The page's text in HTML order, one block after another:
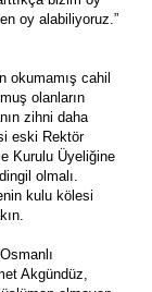
oy alabiliyoruz.”
okumamış cahil
olanların
zihni daha
eski Rektör
Kurulu Üyeliğine
olmalı.
kulu kölesi
Akgündüz,